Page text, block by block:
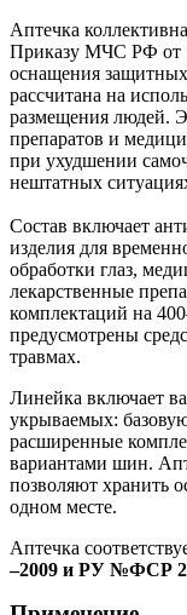
Аптечка
Приказу МЧС РФ от
оснащения
рассчитана на
размещения людей.
препаратов и
при ухудшении
нештатных
Состав включает
изделия для
обработки глаз,
лекарственные
комплектаций на
предусмотрены
травмах.
Линейка включает
укрываемых:
расширенные
вариантами шин.
позволяют хранить
одном месте.
Аптечка
–2009 и РУ №ФСР